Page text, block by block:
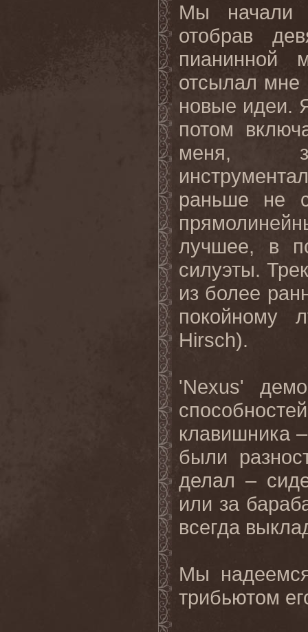
Мы начали
отобрав
пианинной
отсылал мне
новые идеи.
потом
меня,
раньше не
лучшее, в
силуэты.
из более
покойному
Hirsch).
'Nexus'
клавишника
были
делал –
или за
всегда
Мы
трибьютом